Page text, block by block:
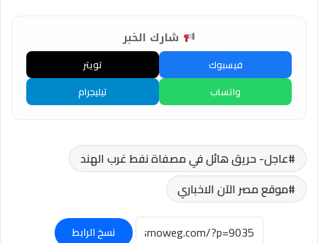
شارك الخبر
فيسبوك
تويتر
واتساب
تيليجرام
عاجل- حريق هائل في مصفاة نفط غرب الهند
موقع مصر الآن الاخباري
نسخ الرابط